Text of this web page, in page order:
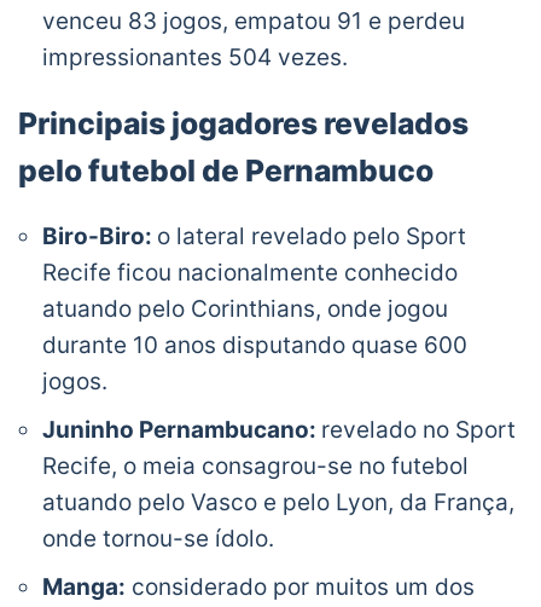
venceu 83 jogos, empatou 91 e perdeu
impressionantes 504 vezes.
Principais jogadores revelados
pelo futebol de Pernambuco
Biro-Biro: o lateral revelado pelo Sport
Recife ficou nacionalmente conhecido
atuando pelo Corinthians, onde jogou
durante 10 anos disputando quase 600
jogos.
Juninho Pernambucano: revelado no Sport
Recife, o meia consagrou-se no futebol
atuando pelo Vasco e pelo Lyon, da França,
onde tornou-se ídolo.
Manga: considerado por muitos um dos